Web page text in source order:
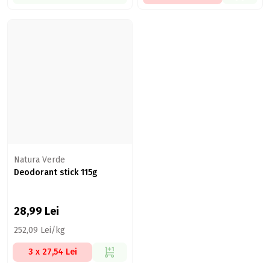
Natura Verde
Deodorant stick 115g
28,99 Lei
252,09 Lei/kg
3 x 27,54 Lei